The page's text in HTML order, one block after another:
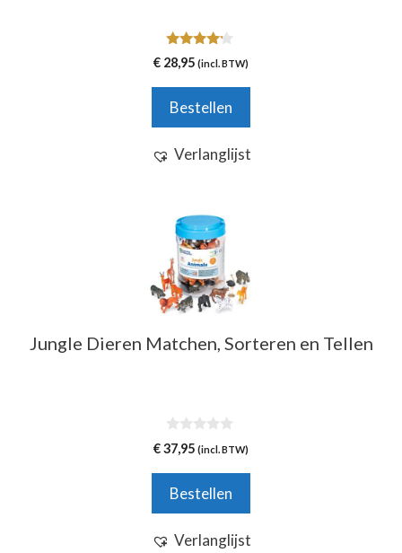
4.00
van 5
€ 28,95 (incl. BTW)
Bestellen
Verlanglijst
Jungle Dieren Matchen, Sorteren en Tellen
0
v
5
€37,95 (incl. BTW)
Bestellen
Verlanglijst